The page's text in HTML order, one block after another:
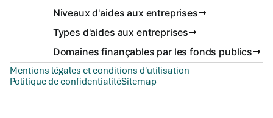
Niveaux d'aides aux entreprises
Types d'aides aux entreprises
Domaines finançables par les fonds publics
Mentions légales et conditions d'utilisation
Politique de confidentialitéSitemap